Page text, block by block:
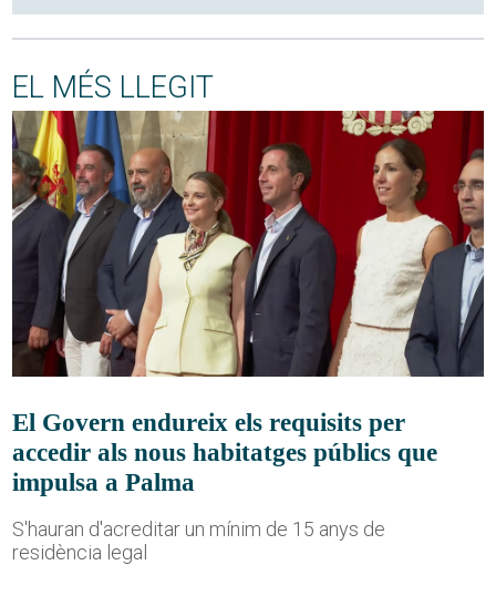
EL MÉS LLEGIT
El Govern endureix els requisits per
accedir als nous habitatges públics que
impulsa a Palma
S'hauran d'acreditar un mínim de 15 anys de
residència legal